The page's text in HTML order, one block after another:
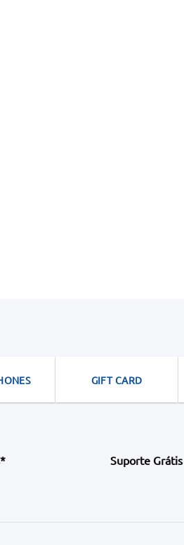
GIFT CARD
Suporte Grátis